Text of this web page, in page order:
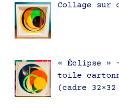
Collage sur
« Éclipse »
toile
(cadre 32×32